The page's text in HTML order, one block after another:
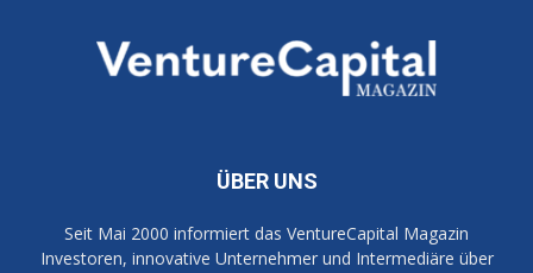
ÜBER UNS
Seit Mai 2000 informiert das VentureCapital Magazin
Investoren, innovative Unternehmer und Intermediäre über